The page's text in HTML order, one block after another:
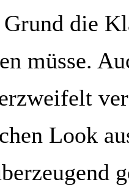
Grund die
müsse.
Look